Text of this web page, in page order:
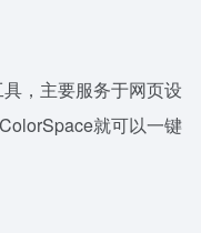
，主要服务于网页设
就可以一键